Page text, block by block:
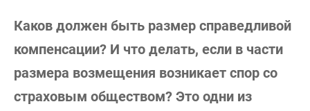
Каков должен быть размер справедливой
компенсации? И что делать, если в части
размера возмещения возникает спор со
страховым обществом? Это одни из